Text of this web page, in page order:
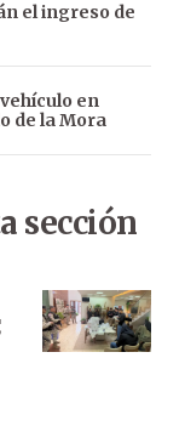
el ingreso de
en
de la Mora
sección